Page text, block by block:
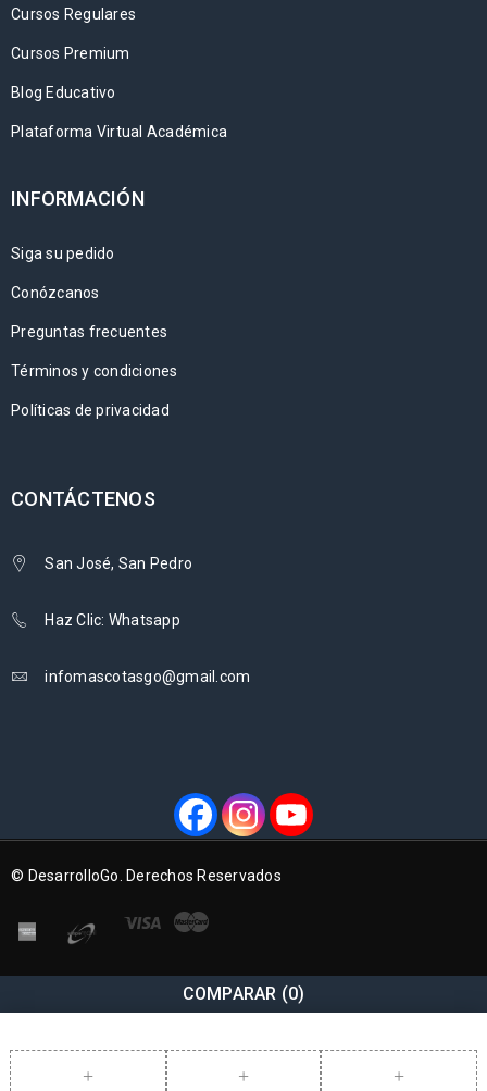
Cursos Regulares
Cursos Premium
Blog Educativo
Plataforma Virtual Académica
INFORMACIÓN
Siga su pedido
Conózcanos
Preguntas frecuentes
Términos y condiciones
Políticas de privacidad
CONTÁCTENOS
San José, San Pedro
Haz Clic: Whatsapp
infomascotasgo@gmail.com
© DesarrolloGo. Derechos Reservados
COMPARAR (0)